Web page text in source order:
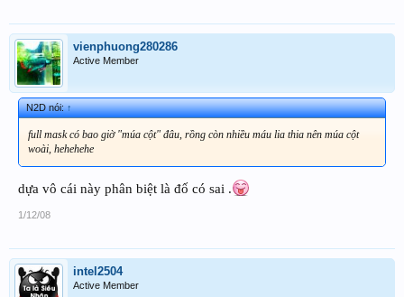
vienphuong280286
Active Member
N2D nói:↑
full mask có bao giờ "múa cột" đâu, rồng còn nhiều máu lia thia nên múa cột
woài, hehehehe
dựa vô cái này phân biệt là đố có sai .
1/12/08
intel2504
Active Member